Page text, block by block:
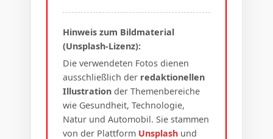
Hinweis zum Bildmaterial
(Unsplash-Lizenz):
Die verwendeten Fotos dienen
ausschließlich der redaktionellen
Illustration der Themenbereiche
wie Gesundheit, Technologie,
Natur und Automobil. Sie stammen
von der Plattform Unsplash und